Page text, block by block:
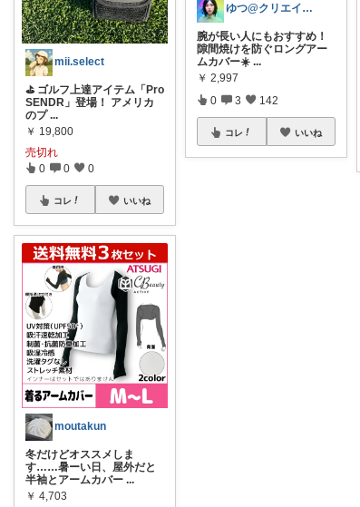
mii.select
⛳ ゴルフ上達アイテム「Pro
SENDR」登場！ アメリカ
のプ ...
￥ 19,800
売切れ
0 0 0
コレ いいね
moutakun
冬だけどオススメしま
す……暑ーい日、屋外だと
半袖とアームカバー ...
￥ 4,703
ゆつ@クリエイター×家電・美容🍀
腕が長い人にもおすすめ！
隙間焼けを防ぐロングアー
ムカバー☀️...
￥ 2,997
0 3 142
コレ いいね